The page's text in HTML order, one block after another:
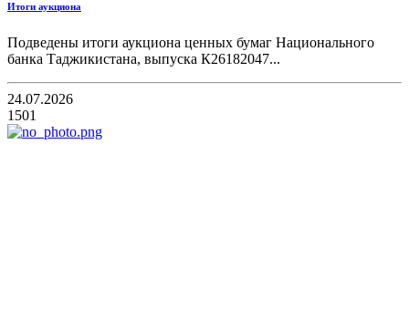
Итоги аукциона
Подведены итоги аукциона ценных бумаг Национального
банка Таджикистана, выпуска К26182047...
24.07.2026
1501